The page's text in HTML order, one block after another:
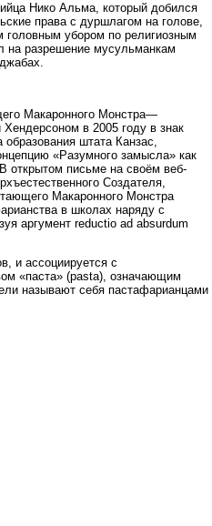
Нико Альма, который добился
права с дуршлагом на голове,
головным убором по религиозным
на разрешение мусульманкам
Макаронного Монстра—
в 2005 году в знак
штата Канзас,
«Разумного замысла» как
открытом письме на своём веб-
Создателя,
Макаронного Монстра
в школах наряду с
аргумент reductio ad absurdum
и ассоциируется с
«паста» (pasta), означающим
называют себя пастафарианцами